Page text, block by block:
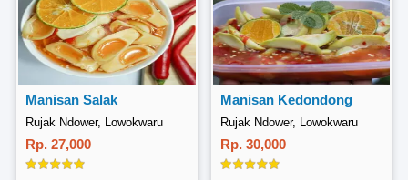
Manisan Salak
Rujak Ndower, Lowokwaru
Rp. 27,000
Manisan Kedondong
Rujak Ndower, Lowokwaru
Rp. 30,000